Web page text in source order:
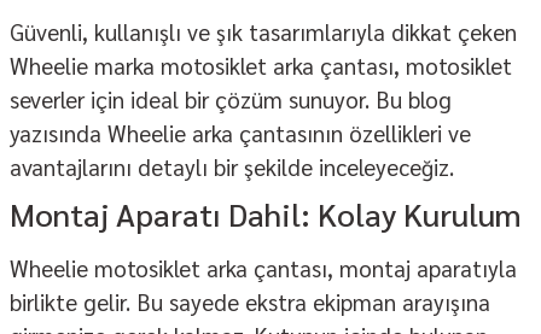
Güvenli, kullanışlı ve şık tasarımlarıyla dikkat çeken
Wheelie marka motosiklet arka çantası, motosiklet
severler için ideal bir çözüm sunuyor. Bu blog
yazısında Wheelie arka çantasının özellikleri ve
avantajlarını detaylı bir şekilde inceleyeceğiz.
Montaj Aparatı Dahil: Kolay Kurulum
Wheelie motosiklet arka çantası, montaj aparatıyla
birlikte gelir. Bu sayede ekstra ekipman arayışına